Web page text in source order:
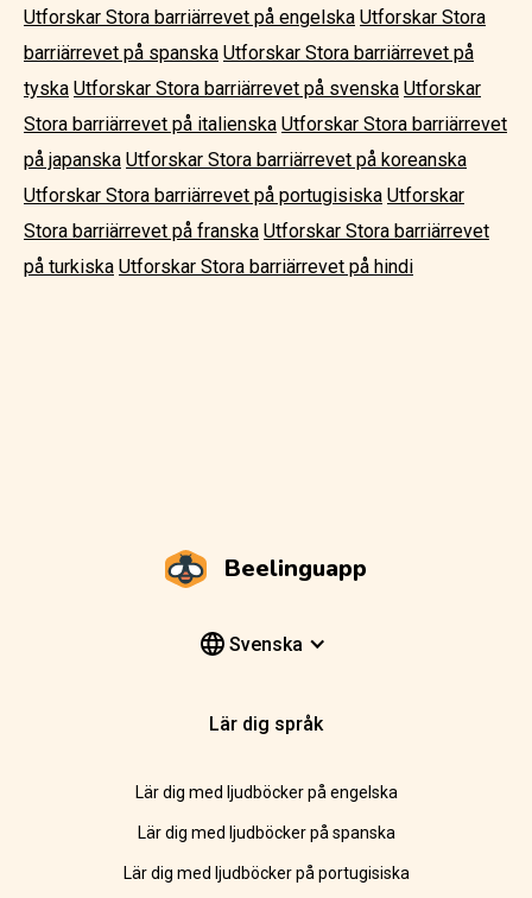
Utforskar Stora barriärrevet på engelska Utforskar Stora
barriärrevet på spanska Utforskar Stora barriärrevet på
tyska Utforskar Stora barriärrevet på svenska Utforskar
Stora barriärrevet på italienska Utforskar Stora barriärrevet
på japanska Utforskar Stora barriärrevet på koreanska
Utforskar Stora barriärrevet på portugisiska Utforskar
Stora barriärrevet på franska Utforskar Stora barriärrevet
på turkiska Utforskar Stora barriärrevet på hindi
Beelinguapp
Svenska
Lär dig språk
Lär dig med ljudböcker på engelska
Lär dig med ljudböcker på spanska
Lär dig med ljudböcker på portugisiska